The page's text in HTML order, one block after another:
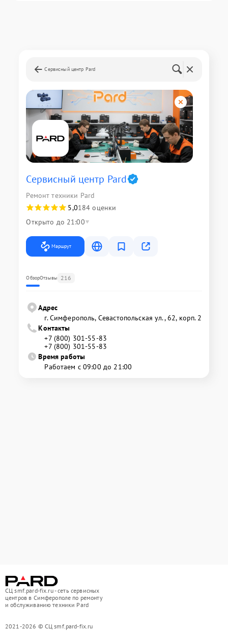
Сервисный центр Pard
Сервисный центр Pard
Ремонт техники Pard
5,0184 оценки
Открыто до 21:00
Маршрут
ОбзорОтзывы 216
Адрес
г. Симферополь, Севастопольская ул., 62, корп. 2
Контакты
+7 (800) 301-55-83
+7 (800) 301-55-83
Время работы
Работаем с 09:00 до 21:00
СЦ smf.pard-fix.ru - сеть сервисных
центров в Симферополе по ремонту
и обслуживанию техники Pard
2021-2026 © СЦ smf.pard-fix.ru